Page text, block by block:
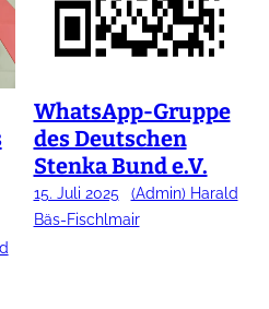
WhatsApp-Gruppe
des Deutschen
Stenka Bund e.V.
15. Juli 2025
(Admin) Harald
Bäs-Fischlmair